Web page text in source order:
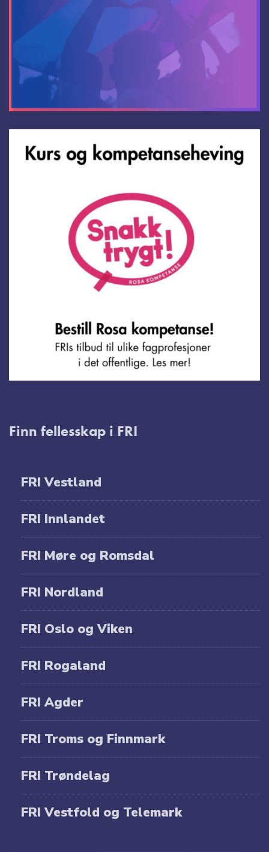
Finn fellesskap i FRI
FRI Vestland
FRI Innlandet
FRI Møre og Romsdal
FRI Nordland
FRI Oslo og Viken
FRI Rogaland
FRI Agder
FRI Troms og Finnmark
FRI Trøndelag
FRI Vestfold og Telemark